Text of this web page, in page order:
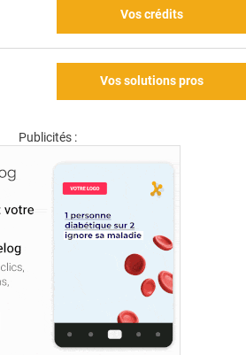
Vos crédits
Vos solutions pros
Publicités :